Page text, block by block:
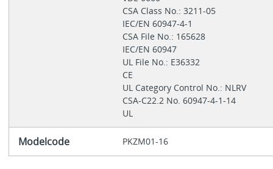
CSA Class No.: 3211-05
IEC/EN 60947-4-1
CSA File No.: 165628
IEC/EN 60947
UL File No.: E36332
CE
UL Category Control No.: NLRV
CSA-C22.2 No. 60947-4-1-14
UL
Modelcode PKZM01-16